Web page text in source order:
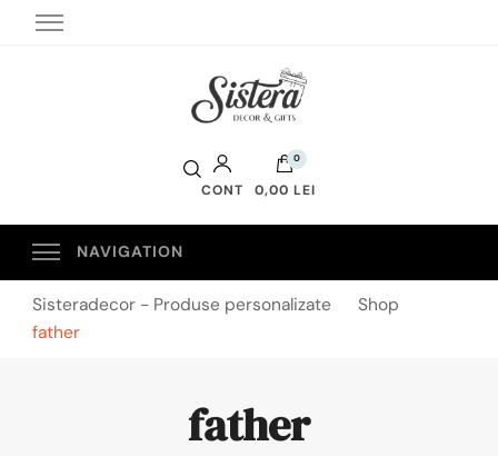
CONT
0
0,00 LEI
Sisteradecor - Produse personalizate
Shop
father
father